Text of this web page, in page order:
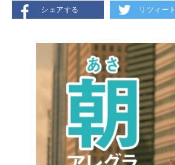
シェアする リツィート